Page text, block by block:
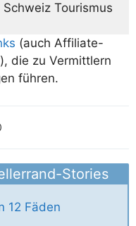
Tourismus
(auch Affiliate-
die zu Vermittlern
führen.
Stories
12 Fäden